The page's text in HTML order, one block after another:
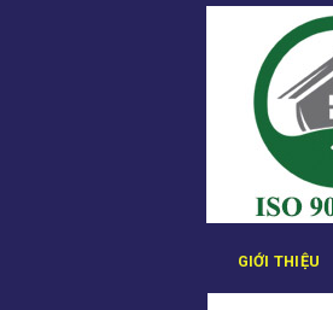
Bỏ
GIỚI THIỆU